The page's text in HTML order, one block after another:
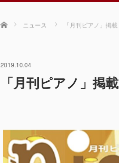
ホーム ニュース 「月刊ピアノ」掲載
2019.10.04
「月刊ピアノ」掲載